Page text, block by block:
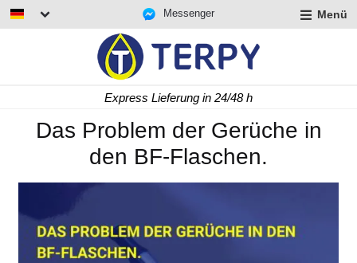
Messenger Menü
Express Lieferung in 24/48 h
Das Problem der Gerüche in
den BF-Flaschen.